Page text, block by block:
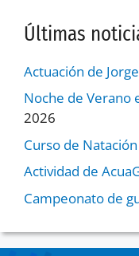
Últimas
Actuación de
Noche de Verano
2026
Curso de Natación
Actividad de
Campeonato de